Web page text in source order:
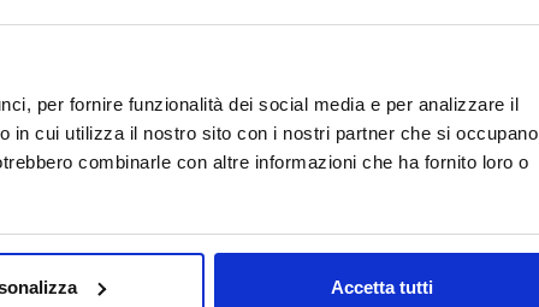
per fornire funzionalità dei social media e per analizzare il
in cui utilizza il nostro sito con i nostri partner che si occupano
combinarle con altre informazioni che ha fornito loro o
Accetta tutti